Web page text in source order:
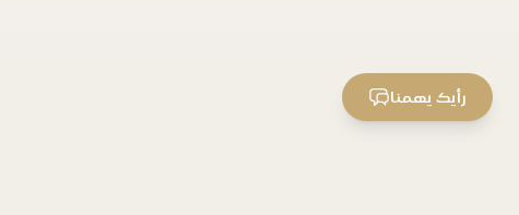
رأيك يهمنا